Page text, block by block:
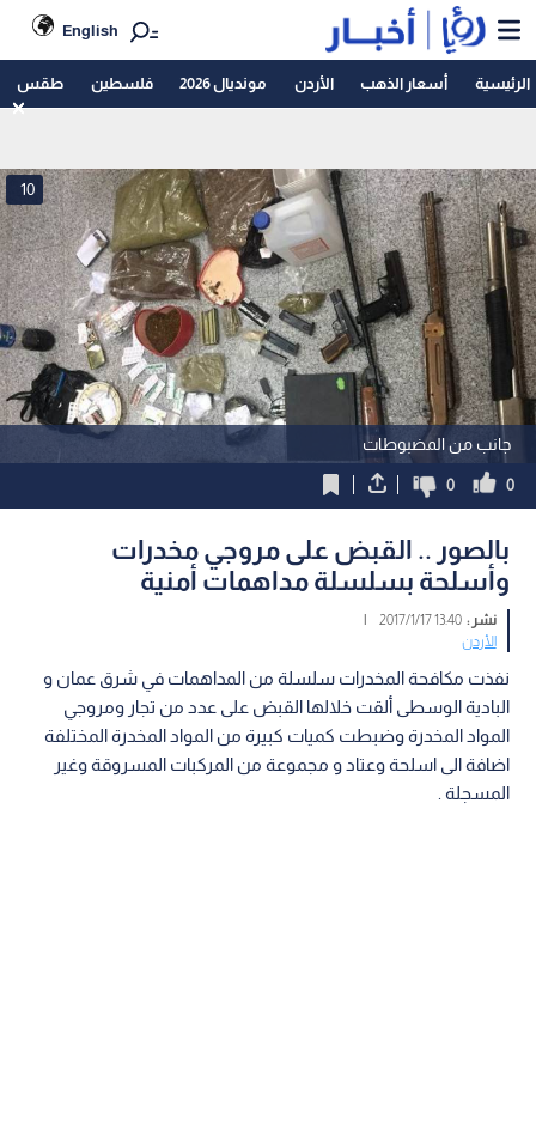
English
الرئيسية أسعار الذهب الأردن مونديال 2026 فلسطين طقس
جانب من المضبوطات
10
0
0
بالصور .. القبض على مروجي مخدرات
وأسلحة بسلسلة مداهمات أمنية
نشر :13:40 2017/1/17
|
الأردن
نفذت مكافحة المخدرات سلسلة من المداهمات في شرق عمان و
البادية الوسطى ألقت خلالها القبض على عدد من تجار ومروجي
المواد المخدرة وضبطت كميات كبيرة من المواد المخدرة المختلفة
اضافة الى اسلحة وعتاد و مجموعة من المركبات المسروقة وغير
المسجلة .